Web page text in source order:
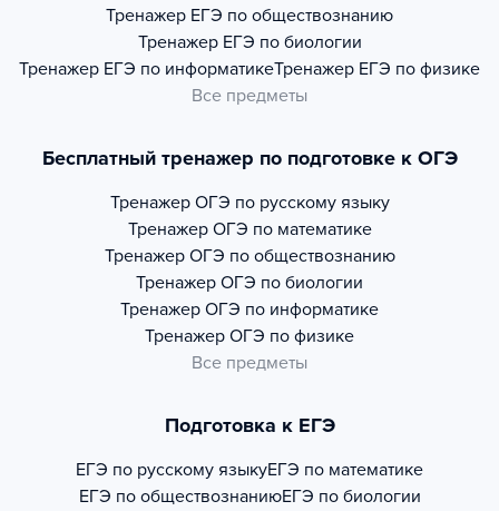
Тренажер ЕГЭ по обществознанию
Тренажер ЕГЭ по биологии
Тренажер ЕГЭ по информатикеТренажер ЕГЭ по физике
Все предметы
Бесплатный тренажер по подготовке к ОГЭ
Тренажер ОГЭ по русскому языку
Тренажер ОГЭ по математике
Тренажер ОГЭ по обществознанию
Тренажер ОГЭ по биологии
Тренажер ОГЭ по информатике
Тренажер ОГЭ по физике
Все предметы
Подготовка к ЕГЭ
ЕГЭ по русскому языкуЕГЭ по математике
ЕГЭ по обществознаниюЕГЭ по биологии